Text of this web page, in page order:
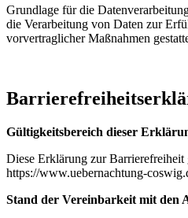
Grundlage für die
die Verarbeitung von Daten zur
vorvertraglicher Maßnahmen
Gültigkeitsbereich dieser
Diese Erklärung zur
https://www.uebernachtung-
Stand der Vereinbarkeit mit den